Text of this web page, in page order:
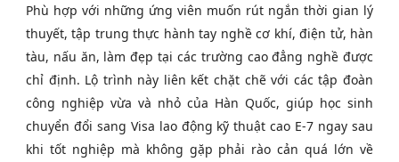
Phù hợp với những ứng viên muốn rút ngắn thời gian lý
thuyết, tập trung thực hành tay nghề cơ khí, điện tử, hàn
tàu, nấu ăn, làm đẹp tại các trường cao đẳng nghề được
chỉ định. Lộ trình này liên kết chặt chẽ với các tập đoàn
công nghiệp vừa và nhỏ của Hàn Quốc, giúp học sinh
chuyển đổi sang Visa lao động kỹ thuật cao E-7 ngay sau
khi tốt nghiệp mà không gặp phải rào cản quá lớn về